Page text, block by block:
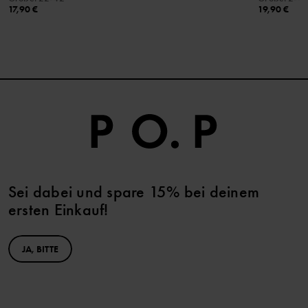
17,90 €
19,90 €
Sei dabei und spare 15% bei deinem
ersten Einkauf!
JA, BITTE